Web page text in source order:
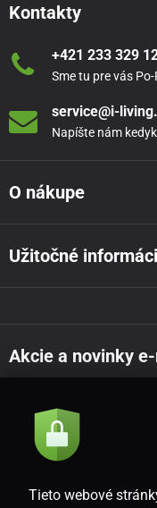
Kontakty
+421 233 329
Sme tu pre vás
service@i-
Napíšte nám
O nákupe
Užitočné
Akcie a novinky
Súhlasím so
Tieto webové